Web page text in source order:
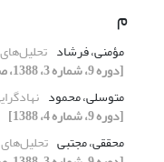
م
مؤمنی، فرشاد
[دوره 9، شماره 3، 1388، صفحه 85-111]
متوسلی، محمود
[دوره 9، شماره 4، 1388]
محققی، مجتبی